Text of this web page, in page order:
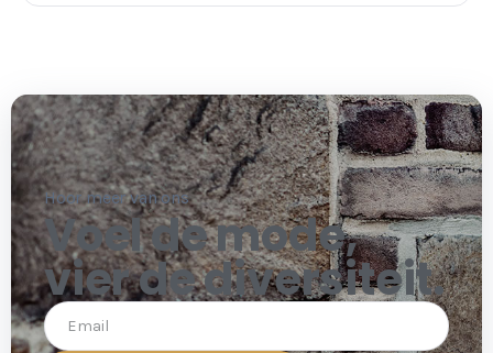
Hoor meer van ons
Voel de mode,
vier de diversiteit.